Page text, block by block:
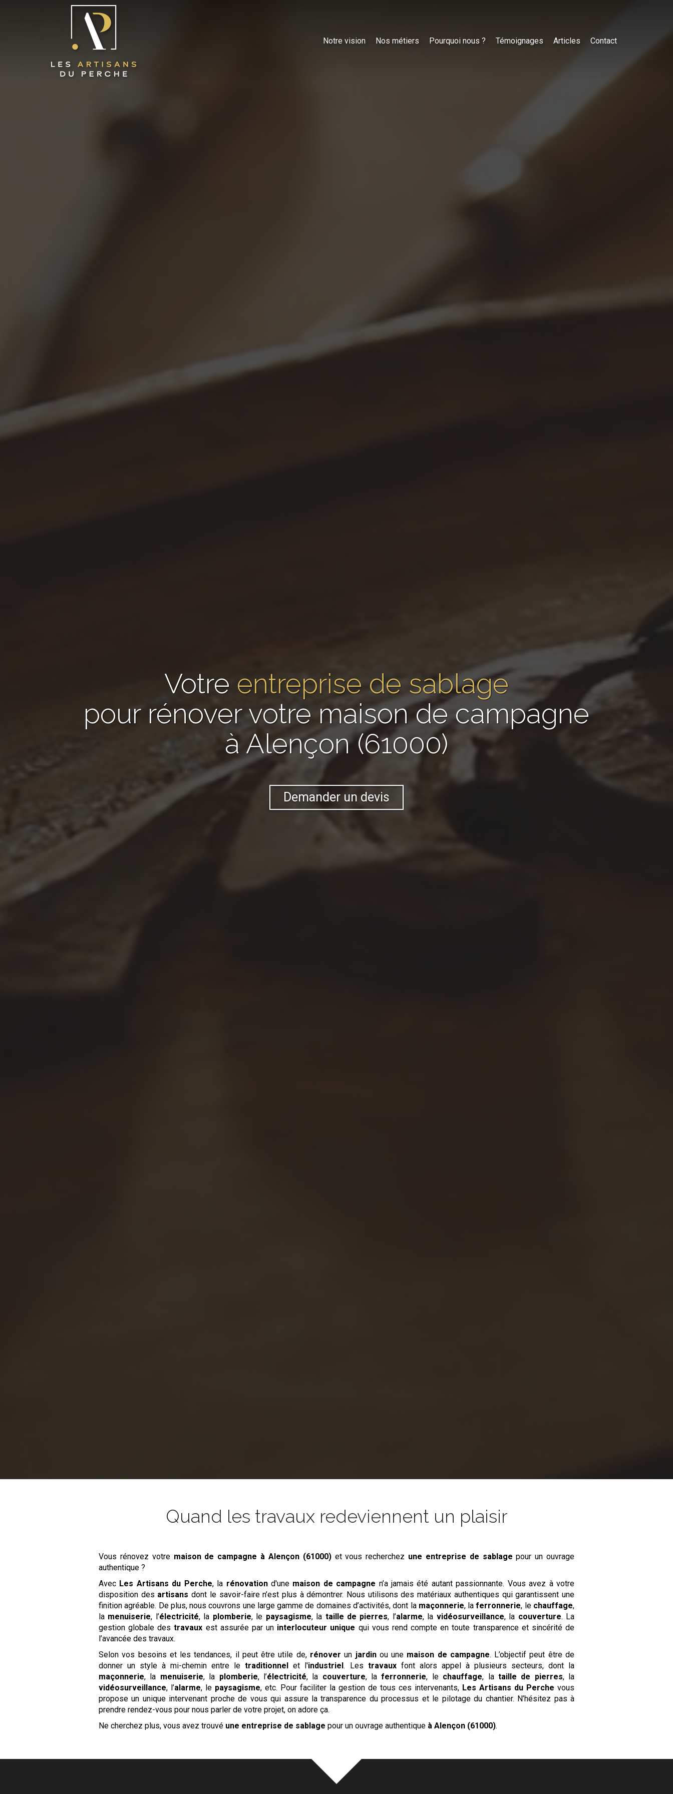
Notre vision Nos métiers Pourquoi nous ? Témoignages Articles Contact
Votre entreprise de sablage
pour rénover votre maison de campagne
à Alençon (61000)
Demander un devis
Quand les travaux redeviennent un plaisir
Vous rénovez votre maison de campagne à Alençon (61000) et vous recherchez une entreprise de sablage pour un ouvrage
authentique ?
Avec Les Artisans du Perche, la rénovationd'une maison de campagne n’a jamais été autant passionnante. Vous avez à votre
disposition des artisans dont le savoir-faire n’est plus à démontrer. Nous utilisons des matériaux authentiques qui garantissent une
finition agréable. De plus, nous couvrons une large gamme de domaines d’activités, dont la maçonnerie, laferronnerie, le chauffage,
la menuiserie, l’électricité, la plomberie, le paysagisme, la taille de pierres, l’alarme, la vidéosurveillance, la couverture. La
gestion globale destravaux est assurée par un interlocuteur unique qui vous rend compte en toute transparence et sincérité de
l’avancée des travaux.
Selon vos besoins et les tendances, il peut être utile de, rénover un jardinou une maison de campagne. L’objectif peut être de
donner un style à mi-chemin entre letraditionnel et l'industriel. Les travauxfont alors appel à plusieurs secteurs, dont la
maçonnerie, la menuiserie, la plomberie, l’électricité, la couverture, laferronnerie, le chauffage, la taille de pierres, la
vidéosurveillance, l’alarme, le paysagisme, etc. Pour faciliter la gestion de tous ces intervenants, Les Artisans du Perche vous
propose un unique intervenant proche de vous qui assure la transparence du processus et le pilotage du chantier. N’hésitez pas à
prendre rendez-vous pour nous parler de votre projet, on adore ça.
Ne cherchez plus, vous avez trouvé une entreprise de sablage pour un ouvrage authentique à Alençon (61000).